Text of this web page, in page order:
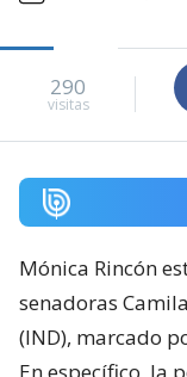
290
visitas
Mónica Rincón
senadoras
(IND), marcado